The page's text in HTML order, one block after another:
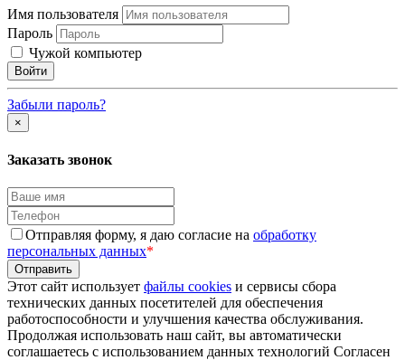
Имя пользователя
Пароль
Чужой компьютер
Забыли пароль?
×
Заказать звонок
Отправляя форму, я даю согласие на обработку
персональных данных*
Этот сайт использует файлы cookies и сервисы сбора
технических данных посетителей для обеспечения
работоспособности и улучшения качества обслуживания.
Продолжая использовать наш сайт, вы автоматически
соглашаетесь с использованием данных технологий Согласен